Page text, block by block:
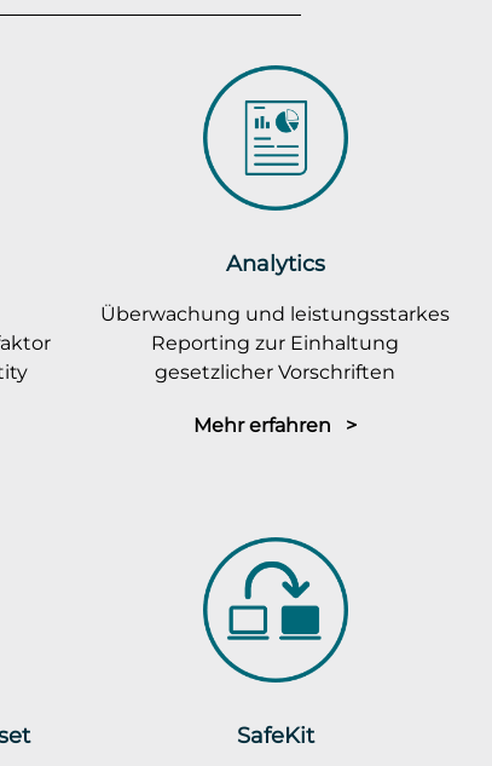
Analytics
Überwachung und leistungsstarkes
Reporting zur Einhaltung
gesetzlicher Vorschriften
Mehr erfahren >
SafeKit